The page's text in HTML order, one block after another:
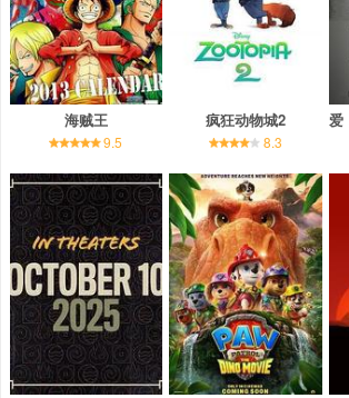
海贼王
9.5
疯狂动物城2
8.3